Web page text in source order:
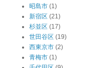
昭島市 (1)
新宿区 (21)
杉並区 (17)
世田谷区 (19)
西東京市 (2)
青梅市 (1)